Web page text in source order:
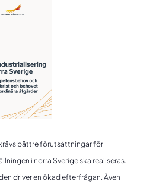
bättre förutsättningar för
i norra Sverige ska realiseras.
driver en ökad efterfrågan. Även